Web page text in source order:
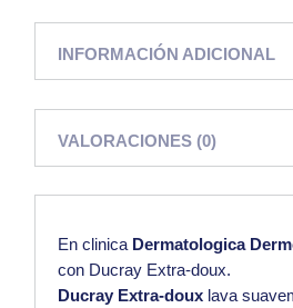
INFORMACIÓN ADICIONAL
VALORACIONES (0)
En clinica Dermatologica
con Ducray Extra-doux.
Ducray Extra-doux lava